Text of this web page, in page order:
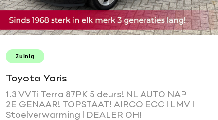
Zuinig
Toyota Yaris
1.3 VVTi Terra 87PK 5 deurs! NL AUTO NAP
2EIGENAAR! TOPSTAAT! AIRCO ECC l LMV l
Stoelverwarming l DEALER OH!